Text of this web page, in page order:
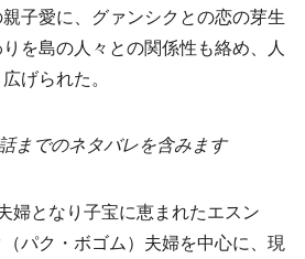
子愛に、グァンシクとの恋の芽生
を島の人々との関係性も絡め、人
げられた。
までのネタバレを含みます
婦となり子宝に恵まれたエスン
（パク・ボゴム）夫婦を中心に、現